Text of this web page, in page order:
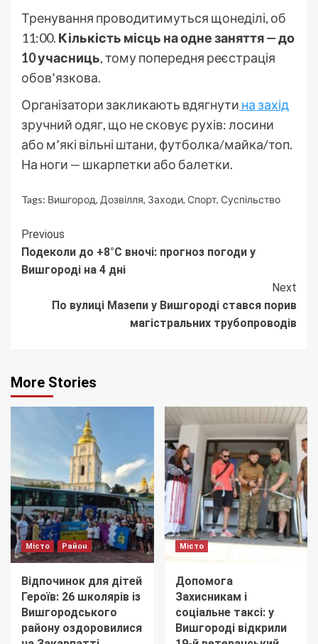
Тренування проводитимуться щонеділі, об
11:00. Кількість місць на одне заняття — до
10 учасниць, тому попередня реєстрація
обов’язкова.
Організатори закликають вдягнути на захід
зручний одяг, що не сковує рухів: лосини
або м’які вільні штани, футболка/майка/топ.
На ноги — шкарпетки або балетки.
Tags: Вишгород, Дозвілля, Заходи, Спорт, Суспільство
Continue
Reading
Previous
Подеколи до +8°C вночі: прогноз погоди у
Вишгороді на 4 дні
Next
По вулиці Мазепи у Вишгороді стався порив
магістральних трубопроводів
More Stories
Місто Район
Відпочинок для дітей
Героїв: 26 школярів із
Вишгородського
району оздоровилися
Місто
Допомога
Захисникам і
соціальне таксі: у
Вишгороді відкрили